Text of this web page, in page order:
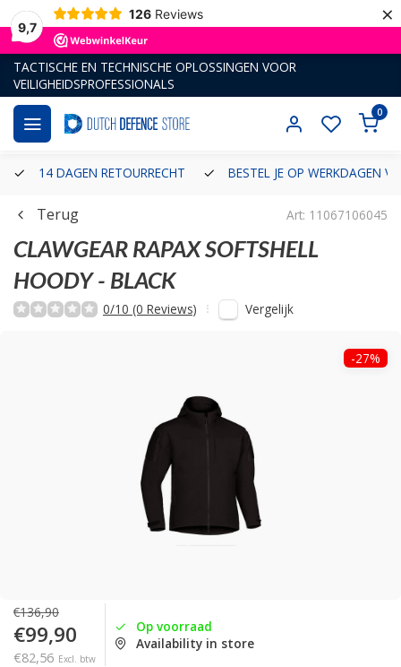
9,7
126 Reviews ×
TACTISCHE EN TECHNISCHE OPLOSSINGEN VOOR
VEILIGHEIDSPROFESSIONALS
0
14 DAGEN RETOURRECHT BESTEL JE OP WERKDAGEN
Terug Art: 11067106045
CLAWGEAR RAPAX SOFTSHELL
HOODY - BLACK
0/10 (0 Reviews) Vergelijk
-27%
€136,90
€99,90
€82,56 Excl. btw
Op voorraad
Availability in store